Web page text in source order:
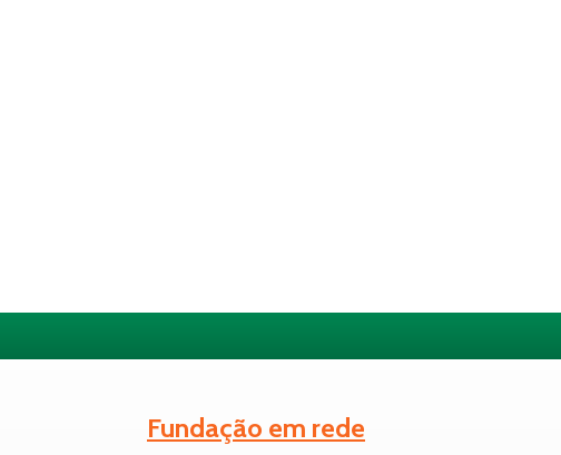
Fundação em rede